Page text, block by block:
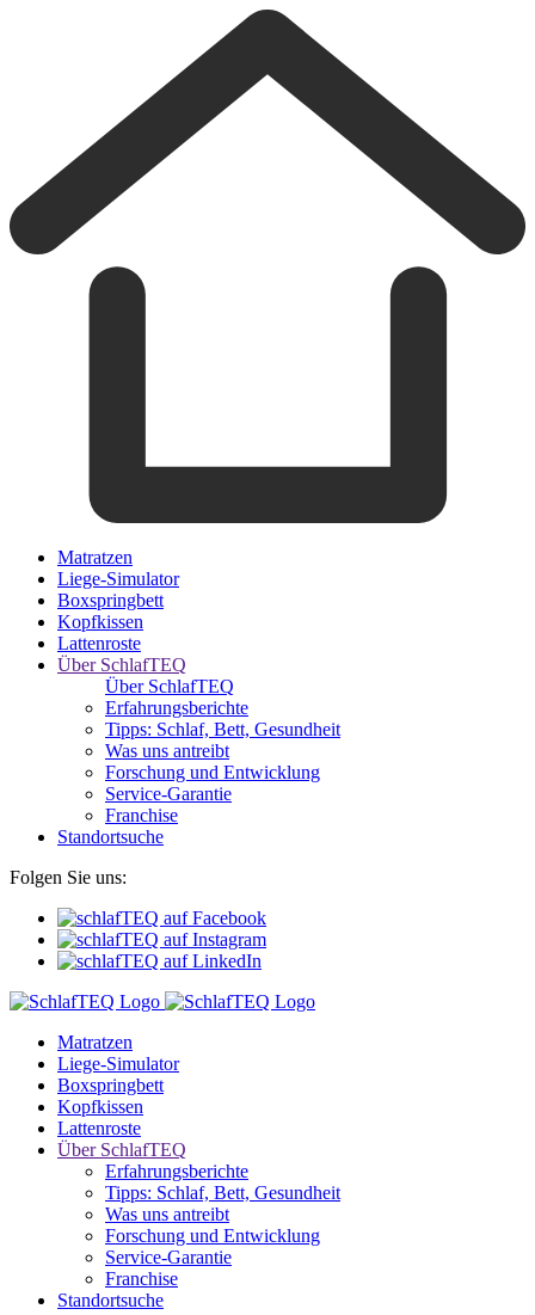
Matratzen
Liege-Simulator
Boxspringbett
Kopfkissen
Lattenroste
Über SchlafTEQ
Über SchlafTEQ
Erfahrungsberichte
Tipps: Schlaf, Bett, Gesundheit
Was uns antreibt
Forschung und Entwicklung
Service-Garantie
Franchise
Standortsuche
Folgen Sie uns:
Matratzen
Liege-Simulator
Boxspringbett
Kopfkissen
Lattenroste
Über SchlafTEQ
Erfahrungsberichte
Tipps: Schlaf, Bett, Gesundheit
Was uns antreibt
Forschung und Entwicklung
Service-Garantie
Franchise
Standortsuche